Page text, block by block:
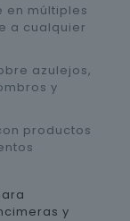
en múltiples
a cualquier
azulejos,
y
productos
y